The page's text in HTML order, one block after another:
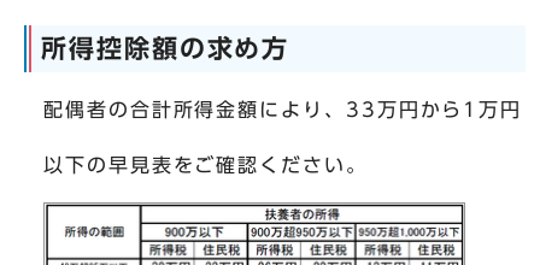
所得控除額の求め方
配偶者の合計所得金額により、33万円から1万円
以下の早見表をご確認ください。